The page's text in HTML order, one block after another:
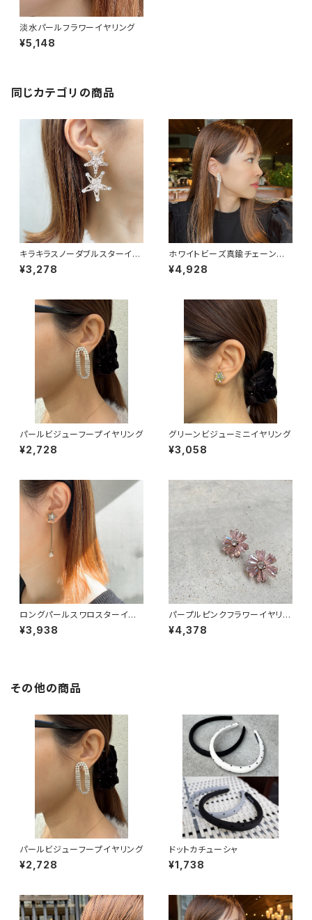
淡水パールフラワーイヤリング
¥5,148
同じカテゴリの商品
キラキラスノーダブルスターイヤ
リング
¥3,278
ホワイトビーズ真鍮チェーンイ
ヤリング
¥4,928
パールビジューフープイヤリング
¥2,728
グリーンビジューミニイヤリング
¥3,058
ロングパールスワロスターイヤ
リング
¥3,938
パープルピンクフラワーイヤリン
グ
¥4,378
その他の商品
パールビジューフープイヤリング
¥2,728
ドットカチューシャ
¥1,738